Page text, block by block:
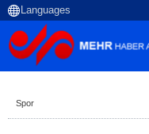
Spor